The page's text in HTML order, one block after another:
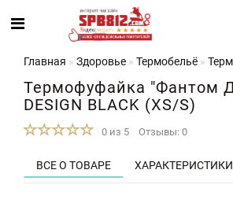
Главная Здоровье Термобельё
Термофуфайка "Фантом
DESIGN BLACK (XS/S)
0 из 5 Отзывы: 0
ВСЕ О ТОВАРЕ ХАРАКТЕРИСТИКИ